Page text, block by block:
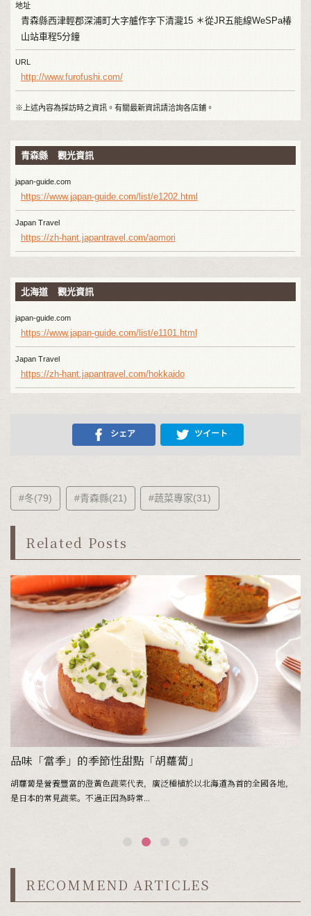
地址
青森縣西津輕郡深浦町大字艫作字下清瀧15 ＊從JR五能線WeSPa椿
山站車程5分鐘
URL
http://www.furofushi.com/
※上述內容為採訪時之資訊。有關最新資訊請洽詢各店鋪。
青森縣 觀光資訊
japan-guide.com
https://www.japan-guide.com/list/e1202.html
Japan Travel
https://zh-hant.japantravel.com/aomori
北海道 觀光資訊
japan-guide.com
https://www.japan-guide.com/list/e1101.html
Japan Travel
https://zh-hant.japantravel.com/hokkaido
シェア ツイート
#冬(79) #青森縣(21) #蔬菜專家(31)
Related Posts
品味「當季」的季節性甜點「胡蘿蔔」
胡蘿蔔是營養豐富的澄黃色蔬菜代表，廣泛種植於以北海道為首的全國各地，
是日本的常見蔬菜。不過正因為時常...
RECOMMEND ARTICLES